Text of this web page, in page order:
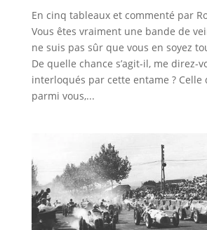
En cinq tableaux et commenté par
Vous êtes vraiment une bande de
ne suis pas sûr que vous en soyez
De quelle chance s’agit-il, me direz-
interloqués par cette entame ? Celle
parmi vous,...